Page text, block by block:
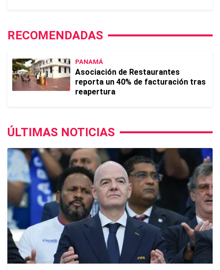
RECOMENDADAS
PANAMÁ
Asociación de Restaurantes
reporta un 40% de facturación tras
reapertura
ÚLTIMAS NOTICIAS